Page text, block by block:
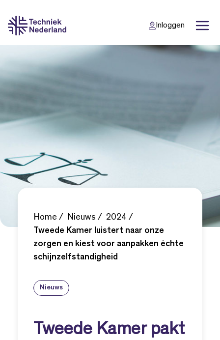
Inloggen
Back
Back
Home Nieuws
2024
Tweede Kamer luistert naar onze
zorgen en kiest voor aanpakken échte
schijnzelfstandigheid
Nieuws
Tweede Kamer pakt